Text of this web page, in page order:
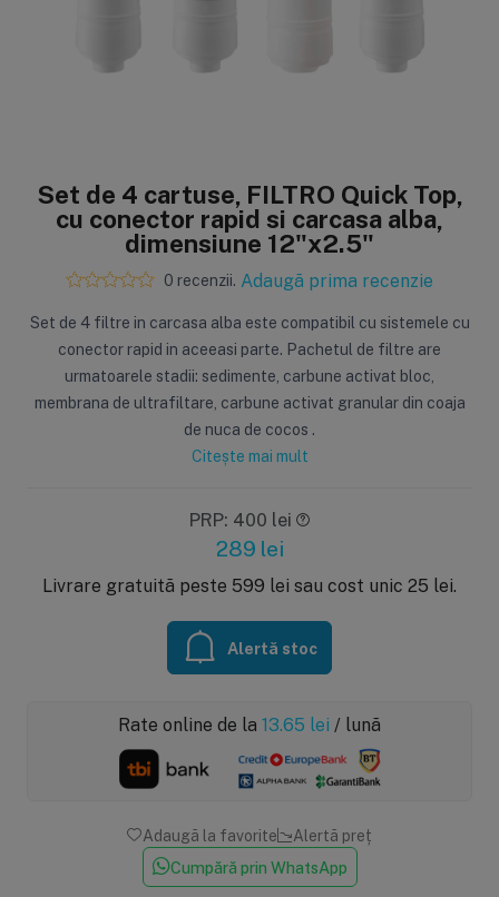
Filtre cu purjare
(16)
Filtre pentru duș
Sterilizatoare UV
Dozatoare
(7)
Sisteme economice
Carcase
(17)
Big
Carcase
Carcase
(8)
(21)
Set de 4 cartuse, FILTRO Quick Top,
cu conector rapid si carcasa alba,
dimensiune 12"x2.5"
0 recenzii. Adaugă prima recenzie
Set de 4 filtre in carcasa alba este compatibil cu sistemele cu
conector rapid in aceeasi parte. Pachetul de filtre are
urmatoarele stadii: sedimente, carbune activat bloc,
membrana de ultrafiltare, carbune activat granular din coaja
de nuca de cocos .
Citește mai mult
PRP: 400 lei
289 lei
Livrare gratuită peste 599 lei sau cost unic 25 lei.
Alertă stoc
Rate online de la 13.65 lei / lună
Adaugă la favorite
Alertă preț
Cumpără prin WhatsApp